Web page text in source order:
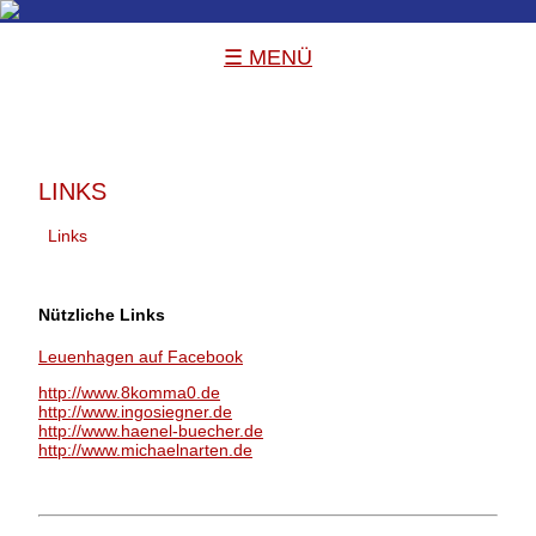
☰ MENÜ
LINKS
Links
Nützliche Links
Leuenhagen auf Facebook
http://www.8komma0.de
http://www.ingosiegner.de
http://www.haenel-buecher.de
http://www.michaelnarten.de